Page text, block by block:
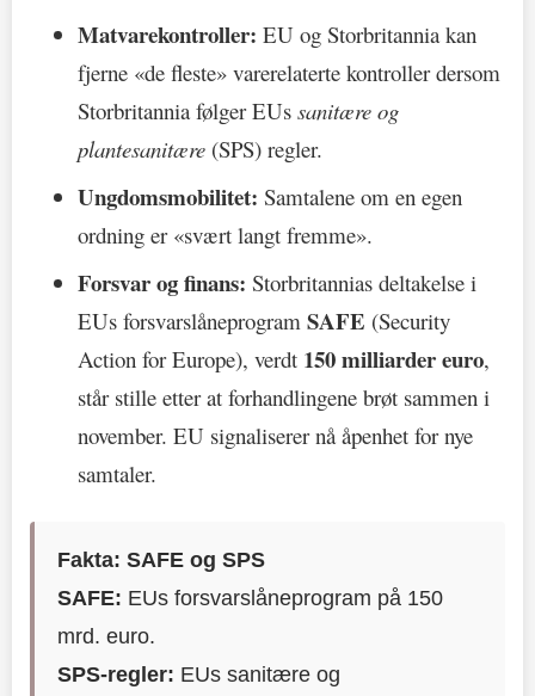
Matvarekontroller: EU og Storbritannia kan
fjerne «de fleste» varerelaterte kontroller dersom
Storbritannia følger EUs sanitære og
plantesanitære (SPS) regler.
Ungdomsmobilitet: Samtalene om en egen
ordning er «svært langt fremme».
Forsvar og finans: Storbritannias deltakelse i
EUs forsvarslåneprogram SAFE (Security
Action for Europe), verdt 150 milliarder euro,
står stille etter at forhandlingene brøt sammen i
november. EU signaliserer nå åpenhet for nye
samtaler.
Fakta: SAFE og SPS
SAFE: EUs forsvarslåneprogram på 150
mrd. euro.
SPS-regler: EUs sanitære og